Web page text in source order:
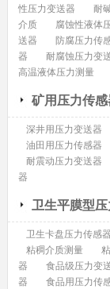
性压力变送器
耐
介质
腐蚀性液体
送器
防腐压力传
器
耐腐蚀压力变
高温液体压力测量
矿用压力传
深井用压力变送器
油田用压力传感器
耐震动压力变送器
器
卫生平膜型
卫生卡盘压力传感器
粘稠介质测量
器
食品级压力变
器
食品用压力传